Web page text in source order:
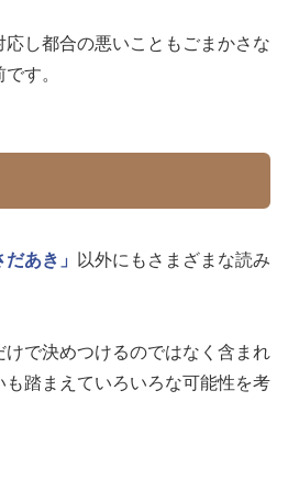
し都合の悪いこともごまかさな
す。
だあき」
以外にもさまざまな読み
で決めつけるのではなく含まれ
も踏まえていろいろな可能性を考